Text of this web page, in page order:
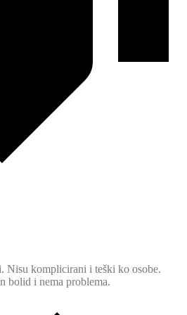
Nisu komplicirani i teški ko osobe.
bolid i nema problema.